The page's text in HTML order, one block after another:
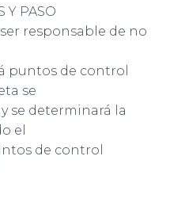
Y PASO
responsable de no
puntos de control
se
se determinará la
el
de control